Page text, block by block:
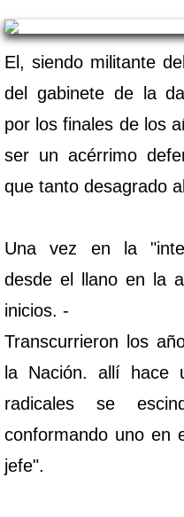
El, siendo militante
del gabinete de la
por los finales de los
ser un acérrimo
que tanto desagrado
Una vez en la
desde el llano en la
inicios. -
Transcurrieron los
la Nación. allí hace
radicales se
conformando uno en
jefe".